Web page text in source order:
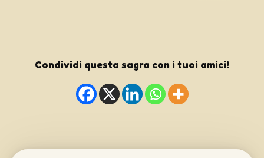
Condividi questa sagra con i tuoi amici!